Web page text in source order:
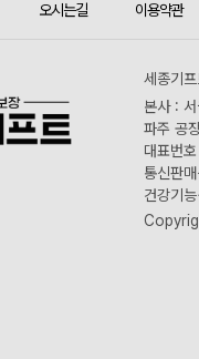
오시는길 이용약관
세종기
본사 :
파주 공
대표번
통신판
건강기